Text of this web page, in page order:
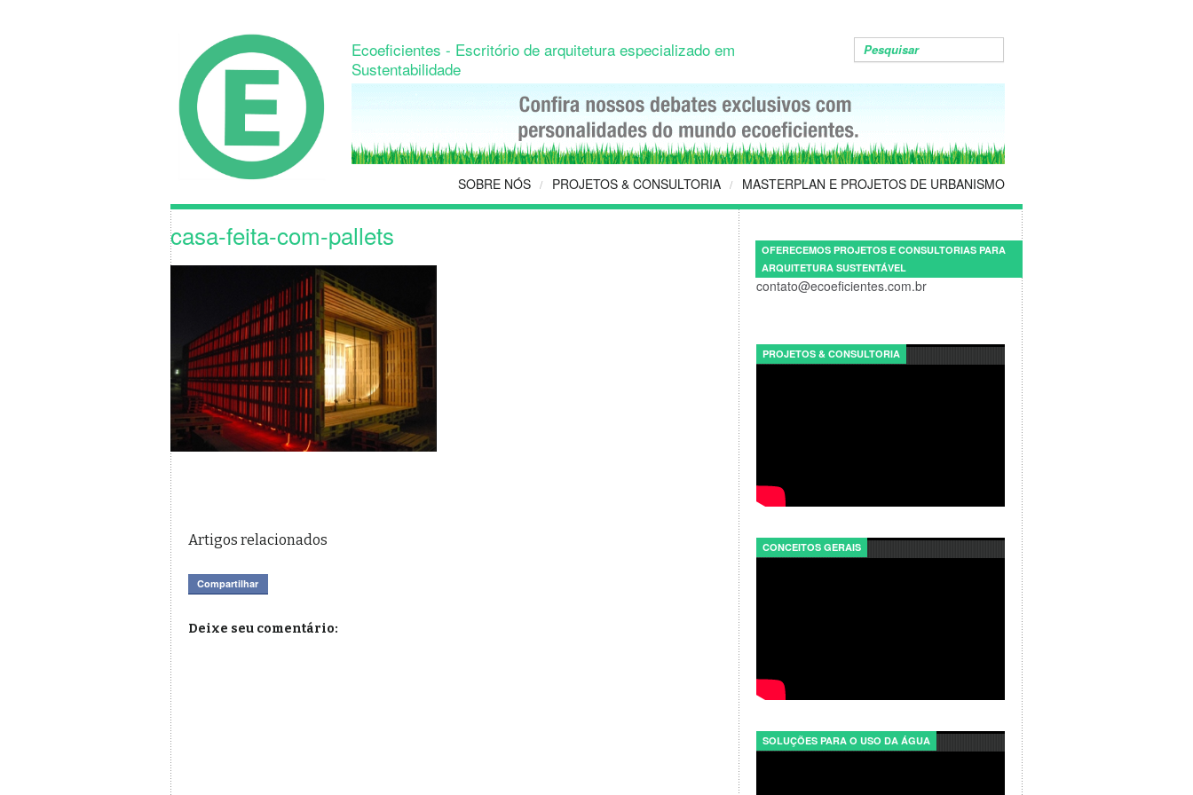
Ecoeficientes - Escritório de arquitetura especializado em
Sustentabilidade
SOBRE NÓS / PROJETOS & CONSULTORIA / MASTERPLAN E PROJETOS DE URBANISMO
casa-feita-com-pallets
Artigos relacionados
Compartilhar
Deixe seu comentário:
OFERECEMOS PROJETOS E CONSULTORIAS PARA
ARQUITETURA SUSTENTÁVEL
contato@ecoeficientes.com.br
PROJETOS & CONSULTORIA
CONCEITOS GERAIS
SOLUÇÕES PARA O USO DA ÁGUA